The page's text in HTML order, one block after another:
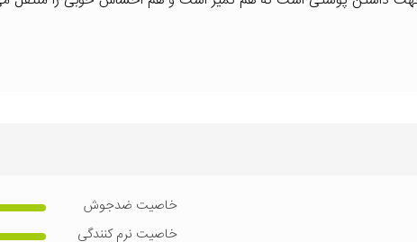
خاصیت ضدجوش
خاصیت نرم کنندگی